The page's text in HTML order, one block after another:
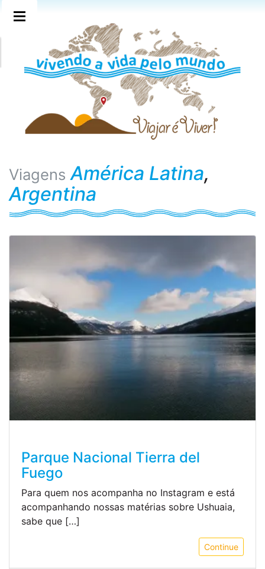
Viagens América Latina,
Argentina
Parque Nacional Tierra del
Fuego
Para quem nos acompanha no Instagram e está
acompanhando nossas matérias sobre Ushuaia,
sabe que […]
Continue